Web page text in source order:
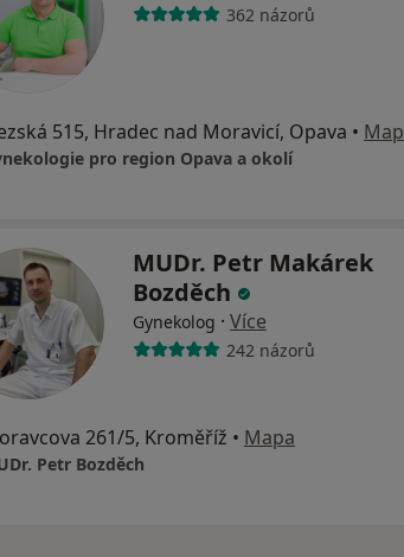
362 názorů
515, Hradec nad Moravicí, Opava •
pro region Opava a okolí
MUDr. Petr Makárek
Bozděch
Gynekolog · Více
242 názorů
261/5, Kroměříž • Mapa
Petr Bozděch